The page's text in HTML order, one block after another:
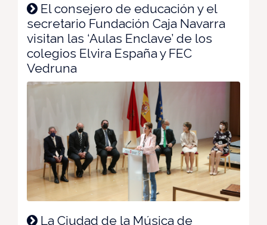
El consejero de educación y el
secretario Fundación Caja Navarra
visitan las ‘Aulas Enclave’ de los
colegios Elvira España y FEC
Vedruna
La Ciudad de la Música de